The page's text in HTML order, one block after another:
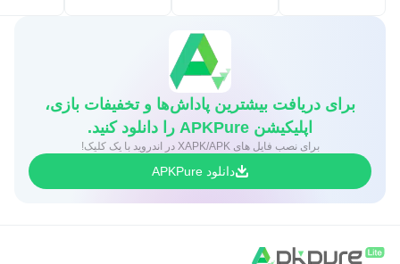
برای دریافت بیشترین پاداش‌ها و تخفیفات بازی،
اپلیکیشن APKPure را دانلود کنید.
برای نصب فایل های XAPK/APK در اندروید با یک کلیک!
دانلود APKPure